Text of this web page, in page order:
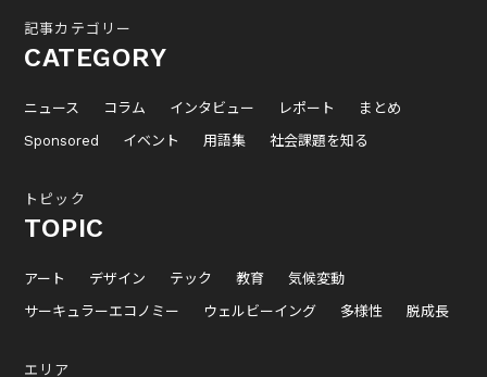
記事カテゴリー
CATEGORY
ニュース コラム インタビュー レポート
まとめ
Sponsored
イベント 用語集 社会課題を知る
トピック
TOPIC
アート デザイン テック 教育
気候変動
サーキュラーエコノミー
ウェルビーイング 多様性 脱成長
エリア